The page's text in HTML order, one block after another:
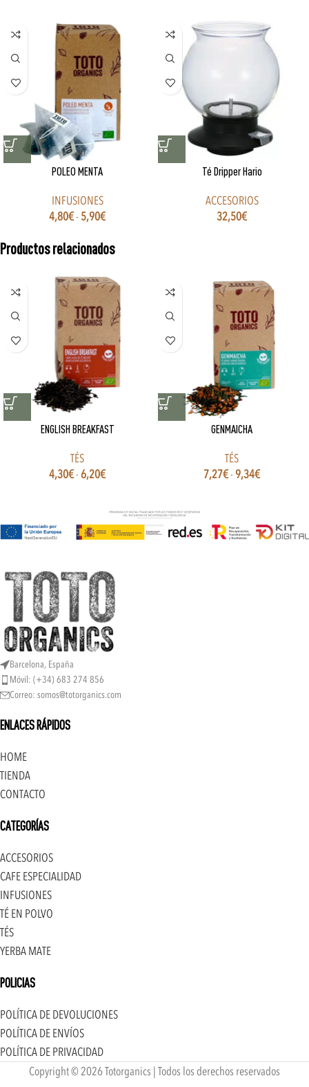
POLEO MENTA
INFUSIONES
4,80€-5,90€
Té Dripper Hario
ACCESORIOS
32,50€
Productos relacionados
ENGLISH BREAKFAST
TÉS
4,30€-6,20€
GENMAICHA
TÉS
7,27€-9,34€
Barcelona, España
Móvil: (+34) 683 274 856
Correo: somos@totorganics.com
ENLACES RÁPIDOS
HOME
TIENDA
CONTACTO
CATEGORÍAS
ACCESORIOS
CAFE ESPECIALIDAD
INFUSIONES
TÉ EN POLVO
TÉS
YERBA MATE
POLICIAS
POLÍTICA DE DEVOLUCIONES
POLÍTICA DE ENVÍOS
POLÍTICA DE PRIVACIDAD
Copyright © 2026 Totorganics | Todos los derechos reservados